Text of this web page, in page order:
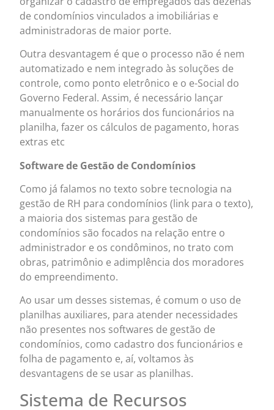
de condomínios vinculados a imobiliárias e
administradoras de maior porte.
Outra desvantagem é que o processo não é nem
automatizado e nem integrado às soluções de
controle, como ponto eletrônico e o e-Social do
Governo Federal. Assim, é necessário lançar
manualmente os horários dos funcionários na
planilha, fazer os cálculos de pagamento, horas
extras etc
Software de Gestão de Condomínios
Como já falamos no texto sobre tecnologia na
gestão de RH para condomínios (link para o texto),
a maioria dos sistemas para gestão de
condomínios são focados na relação entre o
administrador e os condôminos, no trato com
obras, patrimônio e adimplência dos moradores
do empreendimento.
Ao usar um desses sistemas, é comum o uso de
planilhas auxiliares, para atender necessidades
não presentes nos softwares de gestão de
condomínios, como cadastro dos funcionários e
folha de pagamento e, aí, voltamos às
desvantagens de se usar as planilhas.
Sistema de Recursos